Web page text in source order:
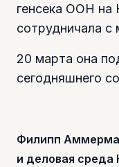
генсека ООН на
сотрудничала
20 марта она
сегодняшнего
Филипп
и деловая среда